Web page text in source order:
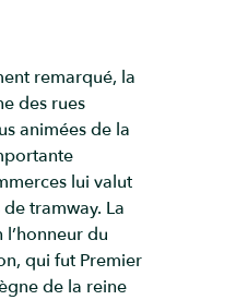
remarqué, la
des rues
animées de la
lui valut
tramway. La
du
qui fut Premier
de la reine